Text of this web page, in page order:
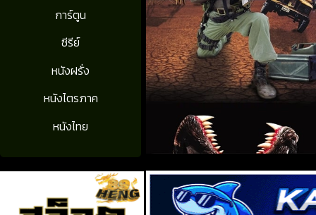
การ์ตูน
ซีรีย์
หนังฝรั่ง
หนังไตรภาค
หนังไทย